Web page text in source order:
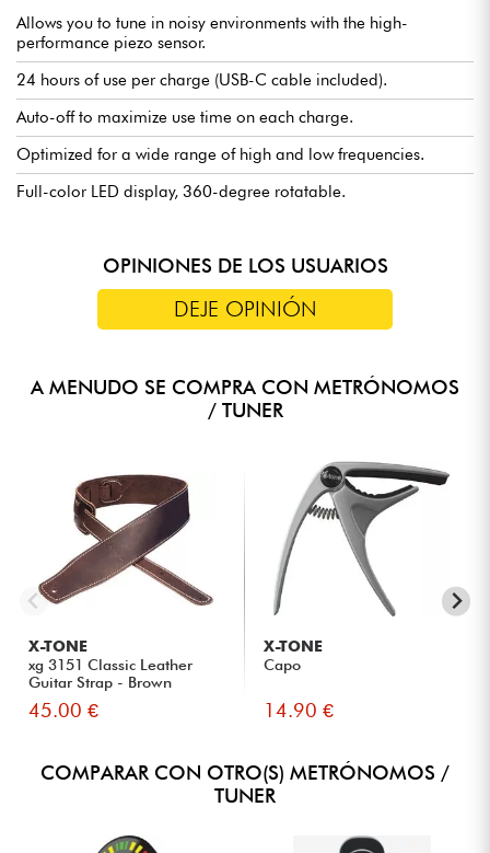
Allows you to tune in noisy environments with the high-
performance piezo sensor.
24 hours of use per charge (USB-C cable included).
Auto-off to maximize use time on each charge.
Optimized for a wide range of high and low frequencies.
Full-color LED display, 360-degree rotatable.
OPINIONES DE LOS USUARIOS
DEJE OPINIÓN
A MENUDO SE COMPRA CON METRÓNOMOS
/ TUNER
X-TONE
xg 3151 Classic Leather
Guitar Strap - Brown
45.00 €
X-TONE
Capo
14.90 €
COMPARAR CON OTRO(S) METRÓNOMOS /
TUNER